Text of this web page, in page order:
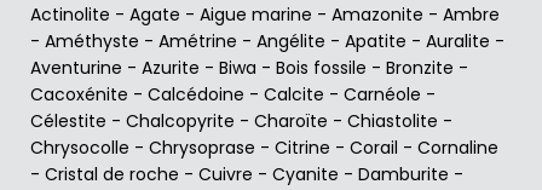
Actinolite - Agate - Aigue marine - Amazonite - Ambre
- Améthyste - Amétrine - Angélite - Apatite - Auralite -
Aventurine - Azurite - Biwa - Bois fossile - Bronzite -
Cacoxénite - Calcédoine - Calcite - Carnéole -
Célestite - Chalcopyrite - Charoïte - Chiastolite -
Chrysocolle - Chrysoprase - Citrine - Corail - Cornaline
- Cristal de roche - Cuivre - Cyanite - Damburite -